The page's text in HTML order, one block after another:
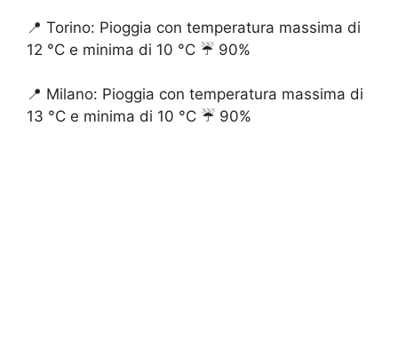
📍 Torino: Pioggia con temperatura massima di
12 °C e minima di 10 °C ☔️ 90%
📍 Milano: Pioggia con temperatura massima di
13 °C e minima di 10 °C ☔️ 90%